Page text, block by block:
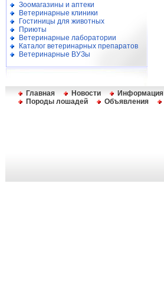
Зоомагазины и аптеки
Ветеринарные клиники
Гостиницы для животных
Приюты
Ветеринарные лаборатории
Каталог ветеринарных препаратов
Ветеринарные ВУЗы
Главная Новости Информация
Породы лошадей
Объявления